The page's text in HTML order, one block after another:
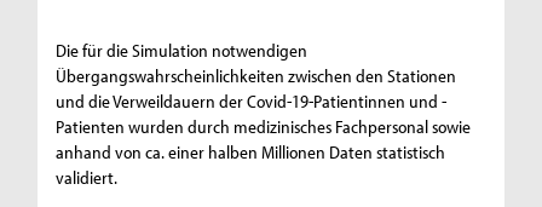
Die für die Simulation notwendigen
Übergangswahrscheinlichkeiten zwischen den Stationen
und die Verweildauern der Covid-19-Patientinnen und -
Patienten wurden durch medizinisches Fachpersonal sowie
anhand von ca. einer halben Millionen Daten statistisch
validiert.